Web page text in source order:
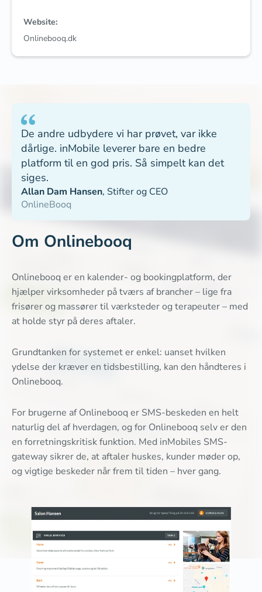
Website:
Onlinebooq.dk
De andre udbydere vi har prøvet, var ikke
dårlige. inMobile leverer bare en bedre
platform til en god pris. Så simpelt kan det
siges.
Allan Dam Hansen, Stifter og CEO
OnlineBooq
Om Onlinebooq
Onlinebooq er en kalender- og bookingplatform, der
hjælper virksomheder på tværs af brancher – lige fra
frisører og massører til værksteder og terapeuter – med
at holde styr på deres aftaler.
Grundtanken for systemet er enkel: uanset hvilken
ydelse der kræver en tidsbestilling, kan den håndteres i
Onlinebooq.
For brugerne af Onlinebooq er SMS-beskeden en helt
naturlig del af hverdagen, og for Onlinebooq selv er den
en forretningskritisk funktion. Med inMobiles SMS-
gateway sikrer de, at aftaler huskes, kunder møder op,
og vigtige beskeder når frem til tiden – hver gang.